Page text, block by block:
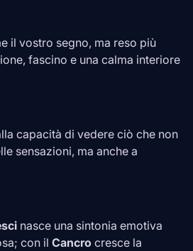
il vostro segno, ma reso più
fascino e una calma interiore
capacità di vedere ciò che non
sensazioni, ma anche a
nasce una sintonia emotiva
con il Cancro cresce la